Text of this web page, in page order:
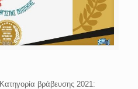
Κατηγορία βράβευσης 2021: